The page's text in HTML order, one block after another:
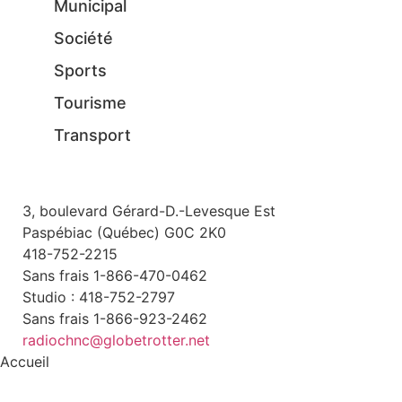
Municipal
Société
Sports
Tourisme
Transport
3, boulevard Gérard-D.-Levesque Est
Paspébiac (Québec) G0C 2K0
418-752-2215
Sans frais 1-866-470-0462
Studio : 418-752-2797
Sans frais 1-866-923-2462
radiochnc@globetrotter.net
Accueil